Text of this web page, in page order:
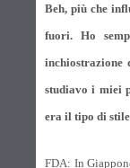
Beh, più che
fuori. Ho
inchiostrazione
studiavo i miei
era il tipo di
FDA: In